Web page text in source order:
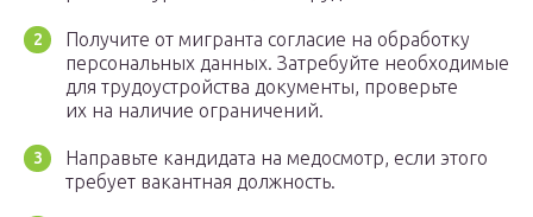
Получите от мигранта согласие на обработку
персональных данных. Затребуйте необходимые
для трудоустройства документы, проверьте
их на наличие ограничений.
Направьте кандидата на медосмотр, если этого
требует вакантная должность.